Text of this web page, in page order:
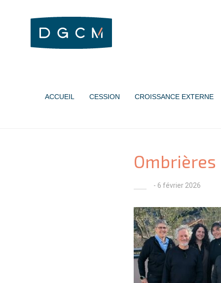
ACCUEIL CESSION CROISSANCE EXTERNE
Ombrières
- 6 février 2026